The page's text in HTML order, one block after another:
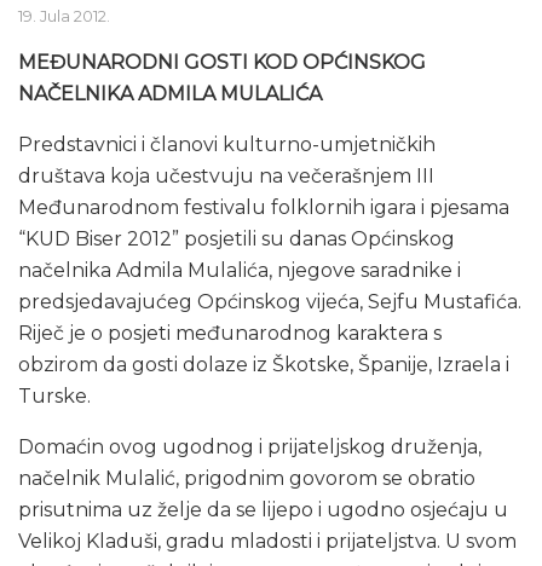
19. Jula 2012.
MEĐUNARODNI GOSTI KOD OPĆINSKOG
NAČELNIKA ADMILA MULALIĆA
Predstavnici i članovi kulturno-umjetničkih
društava koja učestvuju na večerašnjem III
Međunarodnom festivalu folklornih igara i pjesama
“KUD Biser 2012” posjetili su danas Općinskog
načelnika Admila Mulalića, njegove saradnike i
predsjedavajućeg Općinskog vijeća, Sejfu Mustafića.
Riječ je o posjeti međunarodnog karaktera s
obzirom da gosti dolaze iz Škotske, Španije, Izraela i
Turske.
Domaćin ovog ugodnog i prijateljskog druženja,
načelnik Mulalić, prigodnim govorom se obratio
prisutnima uz želje da se lijepo i ugodno osjećaju u
Velikoj Kladuši, gradu mladosti i prijateljstva. U svom